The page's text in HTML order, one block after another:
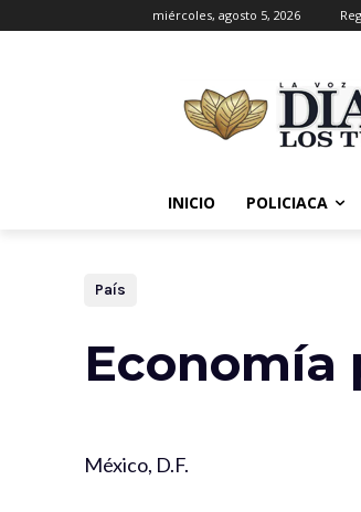
miércoles, agosto 5, 2026
INICIO POLICIACA
País
Economía
México, D.F.